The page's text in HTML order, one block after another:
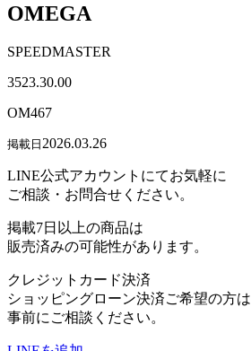
OMEGA
SPEEDMASTER
3523.30.00
OM467
掲載日 2026.03.26
LINE公式アカウントにてお気軽に
ご相談・お問合せください。
掲載7日以上の商品は
販売済みの可能性があります。
クレジットカード決済
ショッピングローン決済ご希望の方は
事前にご相談ください。